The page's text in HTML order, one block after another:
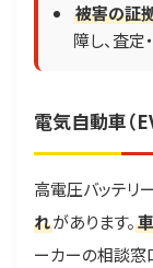
被害の証
障し、査
電気自動車（
高電圧バッテリ
れがあります。
ーカーの相談窓